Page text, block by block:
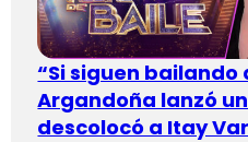
“Si siguen bailando
Argandoña lanzó
descolocó a Itay